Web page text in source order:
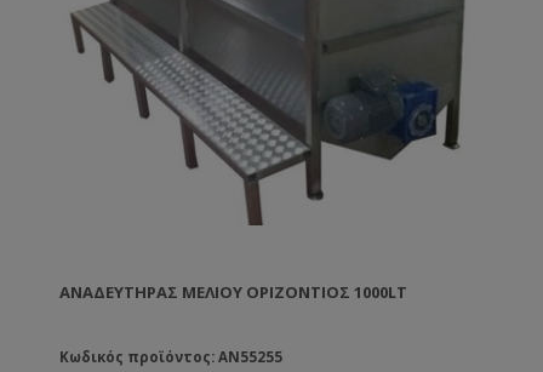
ΑΝΑΔΕΥΤΉΡΑΣ ΜΕΛΙΟΎ ΟΡΙΖΌΝΤΙΟΣ 1000LT
Κωδικός προϊόντος: AN55255